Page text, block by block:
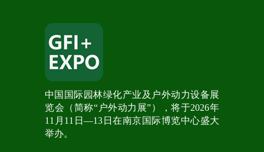
中国国际园林绿化产业及户外动力设备展
览会（简称“户外动力展”），将于2026年
11月11日—13日在南京国际博览中心盛大
举办。